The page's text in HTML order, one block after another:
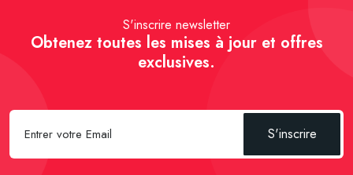
S'inscrire newsletter
Obtenez toutes les mises à jour et offres
exclusives.
S'inscrire